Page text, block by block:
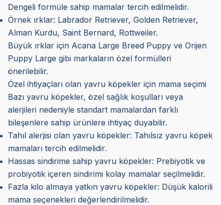
Dengeli formüle sahip mamalar tercih edilmelidir.
Örnek ırklar: Labrador Retriever, Golden Retriever,
Alman Kurdu, Saint Bernard, Rottweiler.
Büyük ırklar için Acana Large Breed Puppy ve Orijen
Puppy Large gibi markaların özel formülleri
önerilebilir.
Özel ihtiyaçları olan yavru köpekler için mama seçimi
Bazı yavru köpekler, özel sağlık koşulları veya
alerjileri nedeniyle standart mamalardan farklı
bileşenlere sahip ürünlere ihtiyaç duyabilir.
Tahıl alerjisi olan yavru köpekler: Tahılsız yavru köpek
mamaları tercih edilmelidir.
Hassas sindirime sahip yavru köpekler: Prebiyotik ve
probiyotik içeren sindirimi kolay mamalar seçilmelidir.
Fazla kilo almaya yatkın yavru köpekler: Düşük kalorili
mama seçenekleri değerlendirilmelidir.